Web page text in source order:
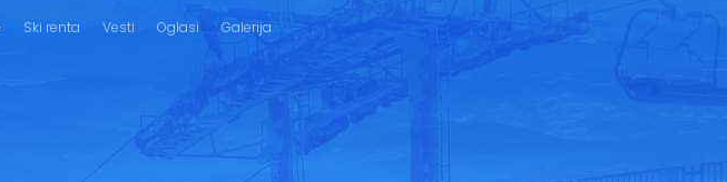
Ski renta Vesti Oglasi Galerija